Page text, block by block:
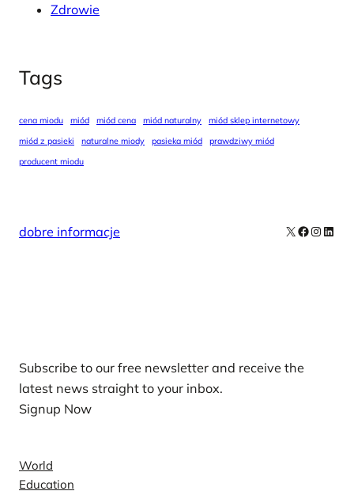
Zdrowie
Tags
cena miodu miód miód cena miód naturalny
miód sklep internetowy
miód z pasieki
naturalne miody pasieka miód
prawdziwy miód
producent miodu
dobre informacje X Facebook
Subscribe to our free newsletter and receive the
latest news straight to your inbox.
Signup Now
World
Education